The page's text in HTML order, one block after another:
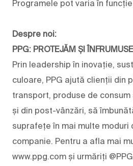
Programele pot varia în
Despre noi:
PPG: PROTEJĂM ȘI
Prin leadership în inovație,
culoare, PPG ajută clienții din
transport, produse de
și din post-vânzări, să
suprafețe în mai multe moduri
companie. Pentru a afla mai
www.ppg.com și urmăriți